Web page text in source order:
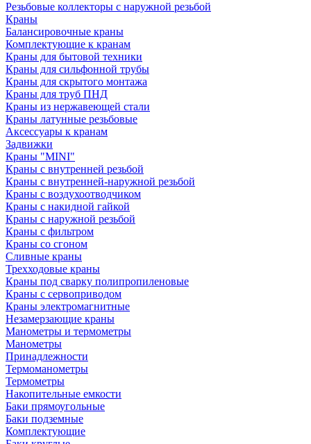
Резьбовые коллекторы с наружной резьбой
Краны
Балансировочные краны
Комплектующие к кранам
Краны для бытовой техники
Краны для сильфонной трубы
Краны для скрытого монтажа
Краны для труб ПНД
Краны из нержавеющей стали
Краны латунные резьбовые
Аксессуары к кранам
Задвижки
Краны "MINI"
Краны с внутренней резьбой
Краны с внутренней-наружной резьбой
Краны с воздухоотводчиком
Краны с накидной гайкой
Краны с наружной резьбой
Краны с фильтром
Краны со сгоном
Сливные краны
Трехходовые краны
Краны под сварку полипропиленовые
Краны с сервоприводом
Краны электромагнитные
Незамерзающие краны
Манометры и термометры
Манометры
Принадлежности
Термоманометры
Термометры
Накопительные емкости
Баки прямоугольные
Баки подземные
Комплектующие